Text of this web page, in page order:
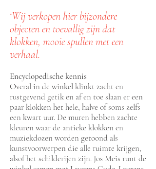
‘Wij verkopen hier bijzondere
objecten en toevallig zijn dat
klokken, mooie spullen met een
verhaal.
Encyclopedische kennis
Overal in de winkel klinkt zacht en
rustgevend getik en af en toe slaan er een
paar klokken het hele, halve of soms zelfs
een kwart uur. De muren hebben zachte
kleuren waar de antieke klokken en
muziekdozen worden getoond als
kunstvoorwerpen die alle ruimte krijgen,
alsof het schilderijen zijn. Jos Meis runt de